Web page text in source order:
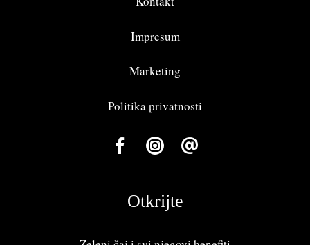
Impresum
Marketing
Politika privatnosti
Otkrijte